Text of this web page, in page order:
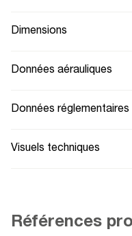
Dimensions
Données aérauliques
Données réglementaires
Visuels techniques
Références